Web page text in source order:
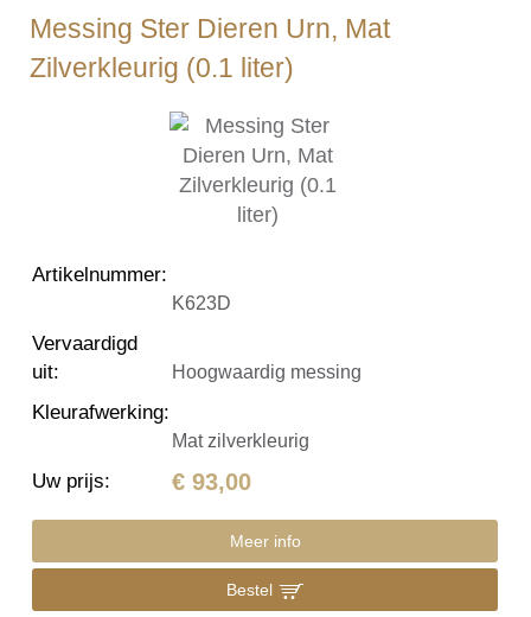
Messing Ster Dieren Urn, Mat
Zilverkleurig (0.1 liter)
Artikelnummer:
K623D
Vervaardigd
uit: Hoogwaardig messing
Kleurafwerking:
Mat zilverkleurig
Uw prijs: € 93,00
Meer info
Bestel